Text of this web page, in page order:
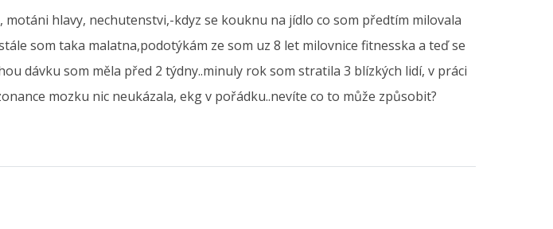
hlavy, nechutenstvi,-kdyz se kouknu na jídlo co som předtím milovala
som taka malatna,podotýkám ze som uz 8 let milovnice fitnesska a teď se
dávku som měla před 2 týdny..minuly rok som stratila 3 blízkých lidí, v práci
mozku nic neukázala, ekg v pořádku..nevíte co to může způsobit?